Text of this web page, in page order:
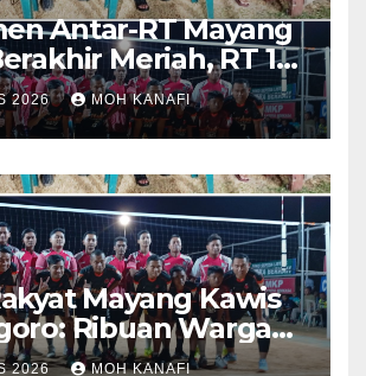
Antar-RT Mayang
Meriah, RT 11
Jadi Sorotan
2026 MOH KANAFI
Mayang Kawis
Ribuan Warga
Blek Saksikan Final
2026 MOH KANAFI